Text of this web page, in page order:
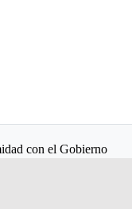
con el Gobierno